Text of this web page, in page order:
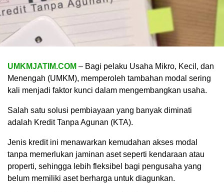
UMKMJATIM.COM – Bagi pelaku Usaha Mikro, Kecil, dan
Menengah (UMKM), memperoleh tambahan modal sering
kali menjadi faktor kunci dalam mengembangkan usaha.
Salah satu solusi pembiayaan yang banyak diminati
adalah Kredit Tanpa Agunan (KTA).
Jenis kredit ini menawarkan kemudahan akses modal
tanpa memerlukan jaminan aset seperti kendaraan atau
properti, sehingga lebih fleksibel bagi pengusaha yang
belum memiliki aset berharga untuk diagunkan.